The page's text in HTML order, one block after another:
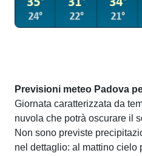
Previsioni meteo Padova
Giornata caratterizzata da
nuvola che potrà oscurare il
Non sono previste
nel dettaglio: al mattino cielo